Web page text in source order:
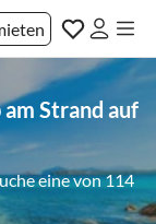
Strand auf
eine von 114